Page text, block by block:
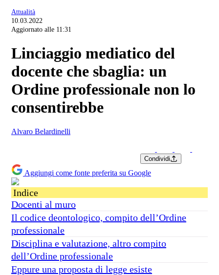
Attualità
10.03.2022
Aggiornato alle 11:31
Linciaggio mediatico del
docente che sbaglia: un
Ordine professionale non lo
consentirebbe
Alvaro Belardinelli
Condividi
Aggiungi come fonte preferita su Google
Indice
Docenti al muro
Il codice deontologico, compito dell’Ordine
professionale
Disciplina e valutazione, altro compito
dell’Ordine professionale
Eppure una proposta di legge esiste